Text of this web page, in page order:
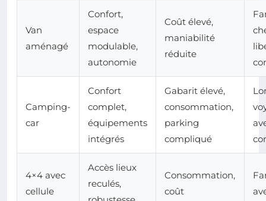
Van
aménagé
Confort,
espace
modulable,
autonomie
Coût élevé,
maniabilité
réduite
Camping-
car
Confort
complet,
équipements
intégrés
Gabarit élevé,
consommation,
parking
compliqué
4×4 avec
cellule
Accès lieux
reculés,
Consommation,
coût